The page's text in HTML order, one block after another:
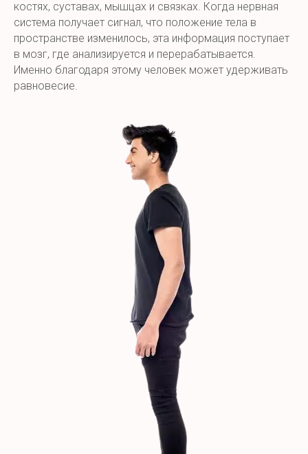
костях, суставах, мышцах и связках. Когда нервная
система получает сигнал, что положение тела в
пространстве изменилось, эта информация поступает
в мозг, где анализируется и перерабатывается.
Именно благодаря этому человек может удерживать
равновесие.